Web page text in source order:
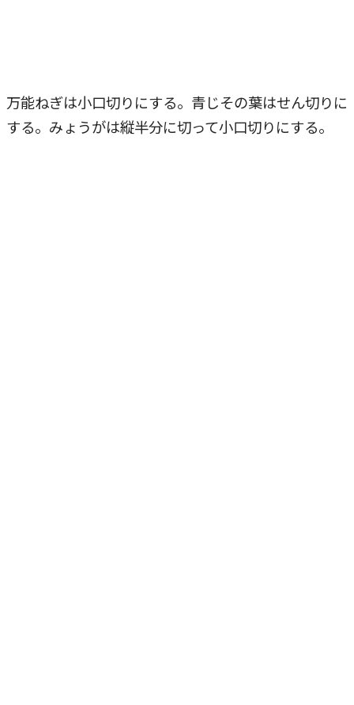
万能ねぎは小口切りにする。青じその葉はせん切りに
する。みょうがは縦半分に切って小口切りにする。